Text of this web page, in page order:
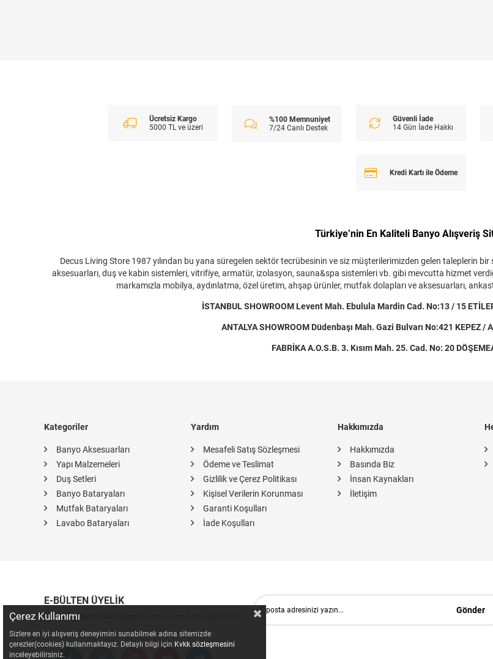
Ücretsiz Kargo
5000 TL ve üzeri
%100 Memnuniyet
7/24 Canlı Destek
Güvenli İade
14 Gün İade Hakkı
Kredi Kartı ile Ödeme
Türkiye’nin En Kaliteli Banyo Alışveriş
Decus Living Store 1987 yılından bu yana süregelen sektör tecrübesinin ve siz müşterilerimizden gelen taleplerin
aksesuarları, duş ve kabin sistemleri, vitrifiye, armatür, izolasyon, sauna&spa sistemleri vb. gibi mevcutta hizmet
markamızla mobilya, aydınlatma, özel üretim, ahşap ürünler, mutfak dolapları ve aksesuarları,
İSTANBUL SHOWROOM Levent Mah. Ebulula Mardin Cad. No:13 / 15
ANTALYA SHOWROOM Düdenbaşı Mah. Gazi Bulvarı No:421 KEPEZ /
FABRİKA A.O.S.B. 3. Kısım Mah. 25. Cad. No: 20
Kategoriler
Banyo Aksesuarları
Yapı Malzemeleri
Duş Setleri
Banyo Bataryaları
Mutfak Bataryaları
Lavabo Bataryaları
Yardım
Mesafeli Satış Sözleşmesi
Ödeme ve Teslimat
Gizlilik ve Çerez Politikası
Kişisel Verilerin Korunması
Garanti Koşulları
İade Koşulları
Hakkımızda
Hakkımızda
Basında Biz
İnsan Kaynakları
İletişim
E-BÜLTEN ÜYELİK
Kampanyalarımızdan haberdar olmak için lütfen kayıt olun.
Gönder
Çerez Kullanımı
Sizlere en iyi alışveriş deneyimini sunabilmek adına sitemizde
çerezler(cookies) kullanmaktayız. Detaylı bilgi için Kvkk sözleşmesini
inceleyebilirsiniz.